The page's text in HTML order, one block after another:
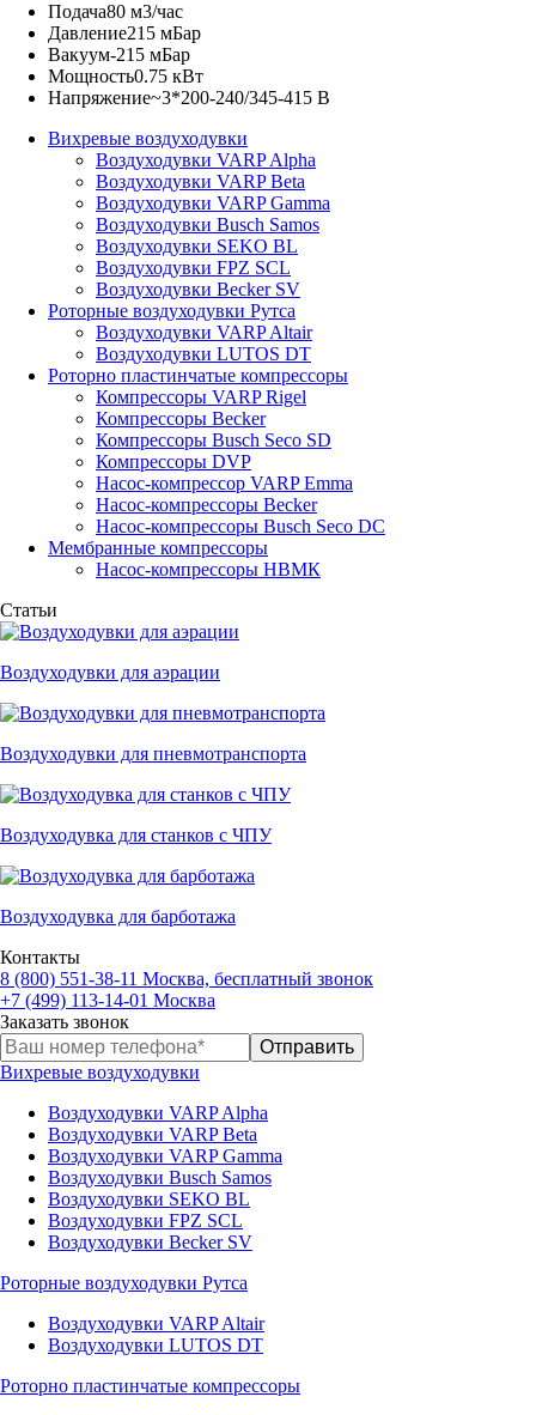
Подача80 м3/час
Давление215 мБар
Вакуум-215 мБар
Мощность0.75 кВт
Напряжение~3*200-240/345-415 В
Вихревые воздуходувки
Воздуходувки VARP Alpha
Воздуходувки VARP Beta
Воздуходувки VARP Gamma
Воздуходувки Busch Samos
Воздуходувки SEKO BL
Воздуходувки FPZ SCL
Воздуходувки Becker SV
Роторные воздуходувки Рутса
Воздуходувки VARP Altair
Воздуходувки LUTOS DT
Роторно пластинчатые компрессоры
Компрессоры VARP Rigel
Компрессоры Becker
Компрессоры Busch Seco SD
Компрессоры DVP
Насос-компрессор VARP Emma
Насос-компрессоры Becker
Насос-компрессоры Busch Seco DC
Мембранные компрессоры
Насос-компрессоры НВМК
Статьи
Воздуходувки для аэрации
Воздуходувки для пневмотранспорта
Воздуходувка для станков с ЧПУ
Воздуходувка для барботажа
Контакты
8 (800) 551-38-11 Москва, бесплатный звонок
+7 (499) 113-14-01 Москва
Заказать звонок
Вихревые воздуходувки
Воздуходувки VARP Alpha
Воздуходувки VARP Beta
Воздуходувки VARP Gamma
Воздуходувки Busch Samos
Воздуходувки SEKO BL
Воздуходувки FPZ SCL
Воздуходувки Becker SV
Роторные воздуходувки Рутса
Воздуходувки VARP Altair
Воздуходувки LUTOS DT
Роторно пластинчатые компрессоры